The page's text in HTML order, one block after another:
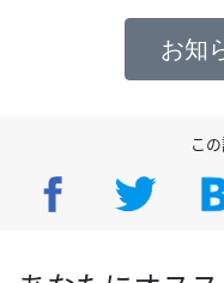
お知
こ